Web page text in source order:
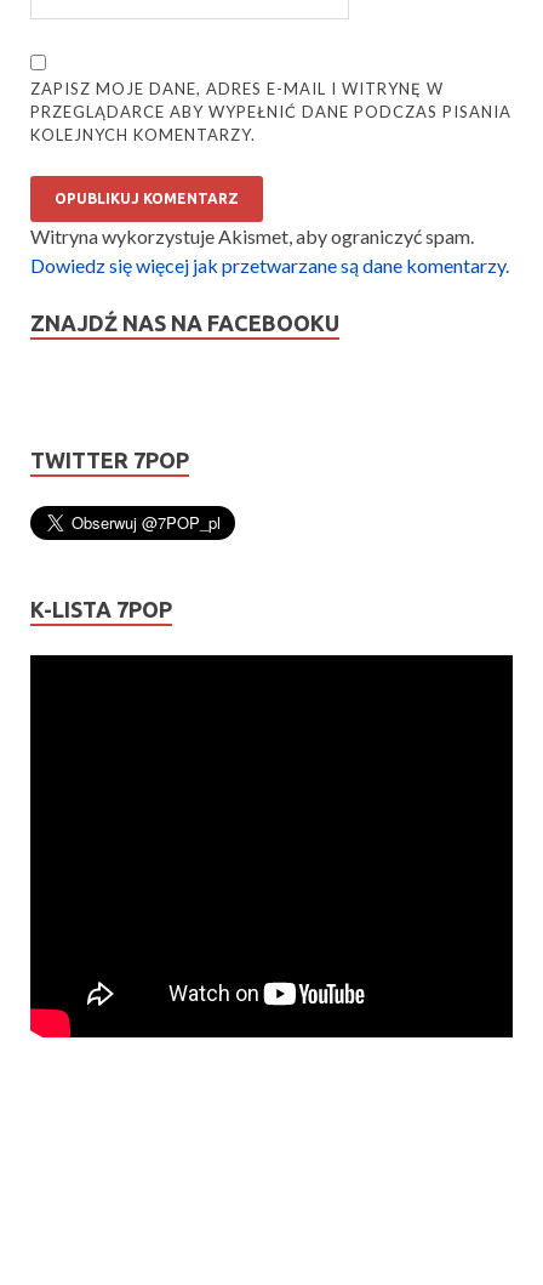
ZAPISZ MOJE DANE, ADRES E-MAIL I WITRYNĘ W
PRZEGLĄDARCE ABY WYPEŁNIĆ DANE PODCZAS PISANIA
KOLEJNYCH KOMENTARZY.
Witryna wykorzystuje Akismet, aby ograniczyć spam.
Dowiedz się więcej jak przetwarzane są dane komentarzy.
ZNAJDŹ NAS NA FACEBOOKU
TWITTER 7POP
K-LISTA 7POP